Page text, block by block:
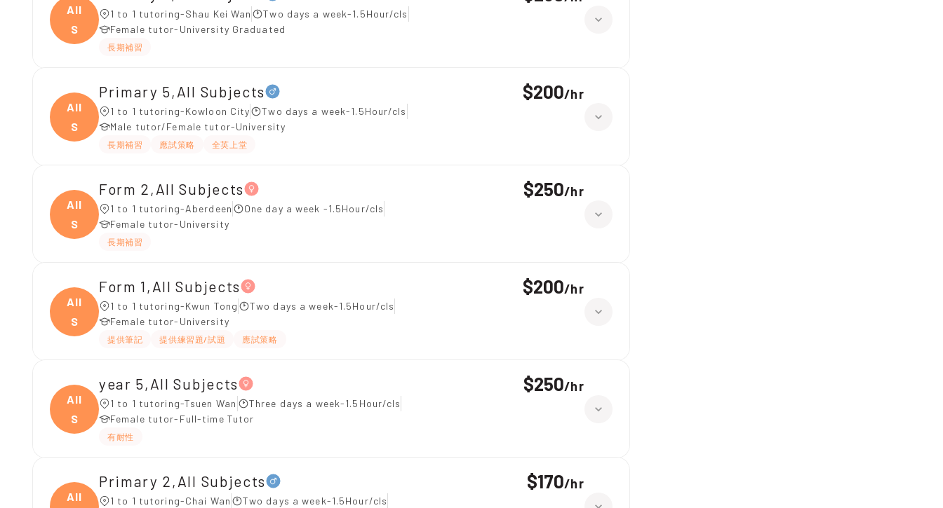
All
S
1 to 1 tutoring-Shau Kei Wan
Two days a week-1.5Hour/cls
Female tutor-University Graduated
長期補習
All
S
Primary 5,All Subjects
1 to 1 tutoring-Kowloon City
Two days a week-1.5Hour/cls
Male tutor/Female tutor-University
長期補習 應試策略 全英上堂
$200/hr
All
S
Form 2,All Subjects
1 to 1 tutoring-Aberdeen
One day a week -1.5Hour/cls
Female tutor-University
長期補習
$250/hr
All
S
Form 1,All Subjects
1 to 1 tutoring-Kwun Tong
Two days a week-1.5Hour/cls
Female tutor-University
提供筆記 提供練習題/試題 應試策略
$200/hr
All
S
year 5,All Subjects
1 to 1 tutoring-Tsuen Wan
Three days a week-1.5Hour/cls
Female tutor-Full-time Tutor
有耐性
$250/hr
All
Primary 2,All Subjects
1 to 1 tutoring-Chai Wan
Two days a week-1.5Hour/cls
$170/hr